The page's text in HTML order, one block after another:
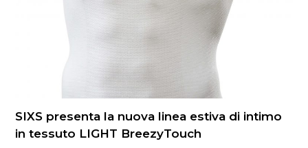
SIXS presenta la nuova linea estiva di intimo
in tessuto LIGHT BreezyTouch